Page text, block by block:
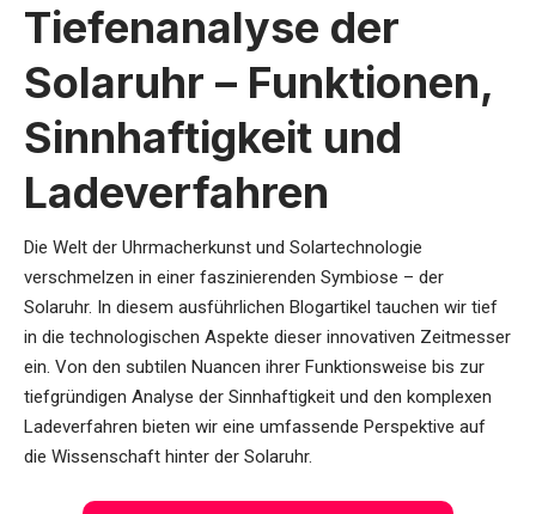
Tiefenanalyse der
Solaruhr – Funktionen,
Sinnhaftigkeit und
Ladeverfahren
Die Welt der Uhrmacherkunst und Solartechnologie
verschmelzen in einer faszinierenden Symbiose – der
Solaruhr. In diesem ausführlichen Blogartikel tauchen wir tief
in die technologischen Aspekte dieser innovativen Zeitmesser
ein. Von den subtilen Nuancen ihrer Funktionsweise bis zur
tiefgründigen Analyse der Sinnhaftigkeit und den komplexen
Ladeverfahren bieten wir eine umfassende Perspektive auf
die Wissenschaft hinter der Solaruhr.